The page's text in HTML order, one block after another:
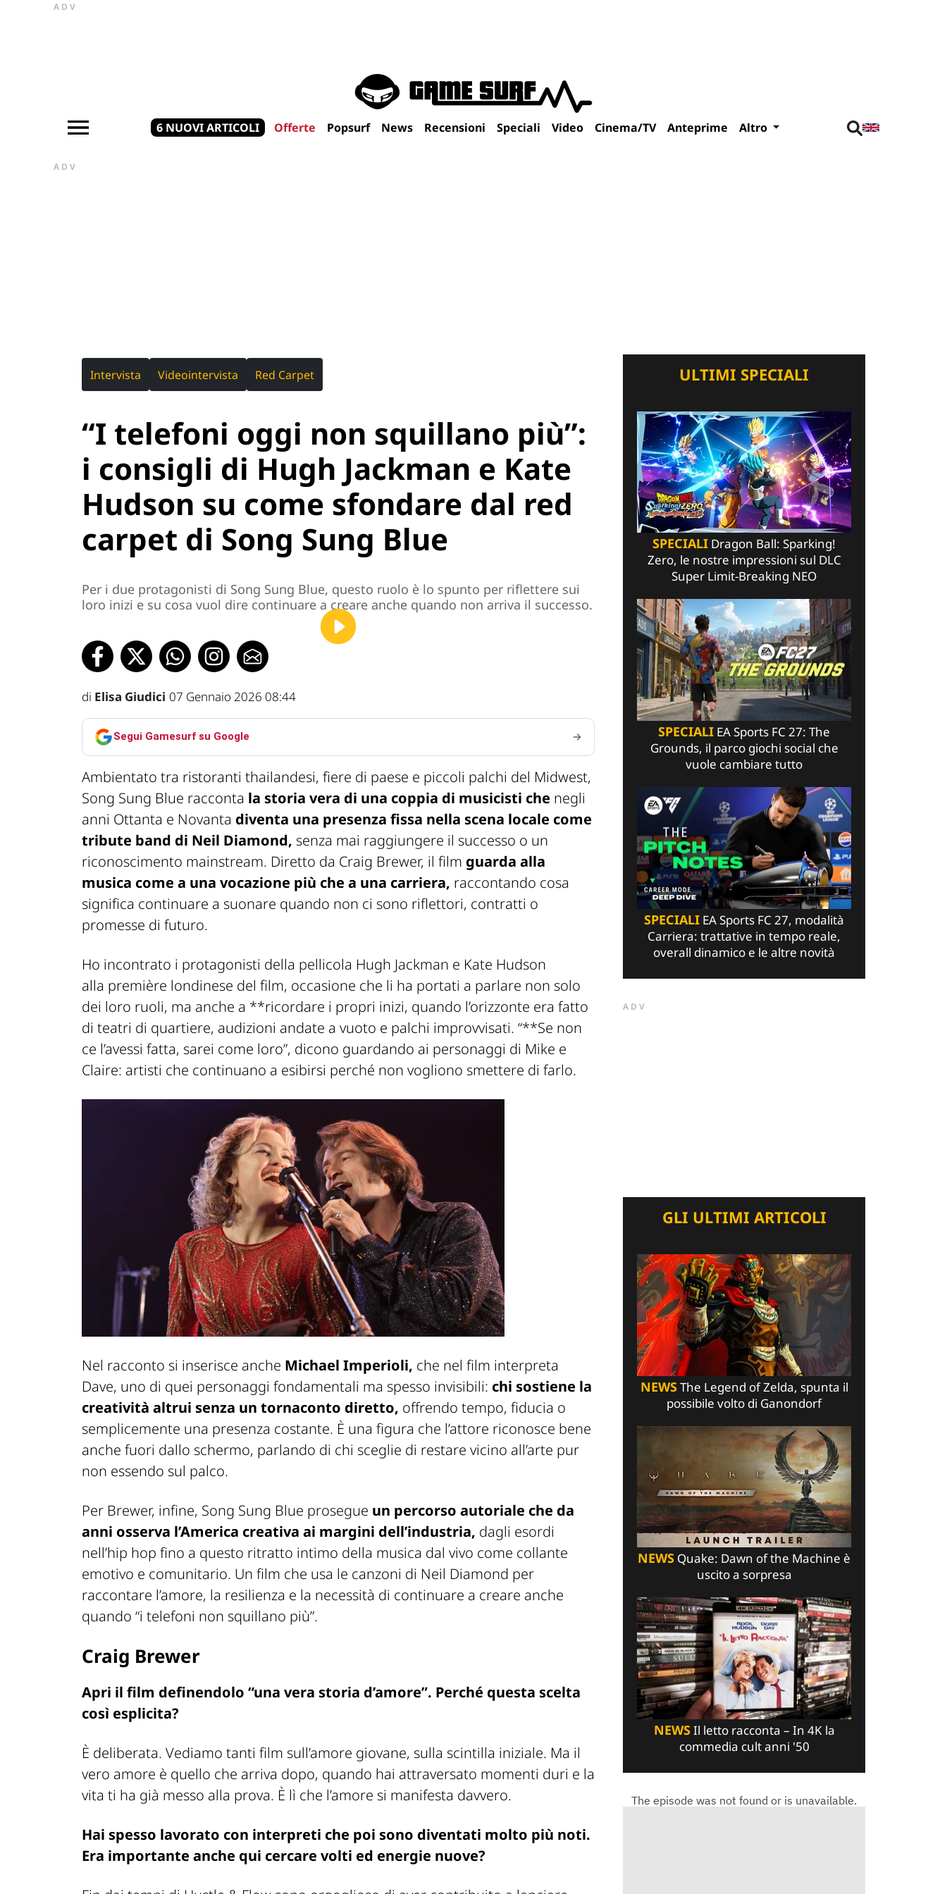
ADV
6 NUOVI ARTICOLI Offerte Popsurf News Recensioni Speciali Video Cinema/TV Anteprime Altro
ADV
Intervista Videointervista Red Carpet
“I telefoni oggi non squillano più”:
i consigli di Hugh Jackman e Kate
Hudson su come sfondare dal red
carpet di Song Sung Blue
Per i due protagonisti di Song Sung Blue, questo ruolo è lo spunto per riflettere sui
loro inizi e su cosa vuol dire continuare a creare anche quando non arriva il successo.
di Elisa Giudici 07 Gennaio 2026 08:44
Segui Gamesurf su Google
Ambientato tra ristoranti thailandesi, fiere di paese e piccoli palchi del Midwest,
Song Sung Blue racconta la storia vera di una coppia di musicisti che negli
anni Ottanta e Novanta diventa una presenza fissa nella scena locale come
tribute band di Neil Diamond, senza mai raggiungere il successo o un
riconoscimento mainstream. Diretto da Craig Brewer, il film guarda alla
musica come a una vocazione più che a una carriera, raccontando cosa
significa continuare a suonare quando non ci sono riflettori, contratti o
promesse di futuro.
Ho incontrato i protagonisti della pellicola Hugh Jackman e Kate Hudson
alla première londinese del film, occasione che li ha portati a parlare non solo
dei loro ruoli, ma anche a **ricordare i propri inizi, quando l’orizzonte era fatto
di teatri di quartiere, audizioni andate a vuoto e palchi improvvisati. “**Se non
ce l’avessi fatta, sarei come loro”, dicono guardando ai personaggi di Mike e
Claire: artisti che continuano a esibirsi perché non vogliono smettere di farlo.
Nel racconto si inserisce anche Michael Imperioli, che nel film interpreta
Dave, uno di quei personaggi fondamentali ma spesso invisibili: chi sostiene la
creatività altrui senza un tornaconto diretto, offrendo tempo, fiducia o
semplicemente una presenza costante. È una figura che l’attore riconosce bene
anche fuori dallo schermo, parlando di chi sceglie di restare vicino all’arte pur
non essendo sul palco.
Per Brewer, infine, Song Sung Blue prosegue un percorso autoriale che da
anni osserva l’America creativa ai margini dell’industria, dagli esordi
nell’hip hop fino a questo ritratto intimo della musica dal vivo come collante
emotivo e comunitario. Un film che usa le canzoni di Neil Diamond per
raccontare l’amore, la resilienza e la necessità di continuare a creare anche
quando “i telefoni non squillano più”.
Craig Brewer
Apri il film definendolo “una vera storia d’amore”. Perché questa scelta
così esplicita?
È deliberata. Vediamo tanti film sull’amore giovane, sulla scintilla iniziale. Ma il
vero amore è quello che arriva dopo, quando hai attraversato momenti duri e la
vita ti ha già messo alla prova. È lì che l’amore si manifesta davvero.
Hai spesso lavorato con interpreti che poi sono diventati molto più noti.
Era importante anche qui cercare volti ed energie nuove?
ULTIMI SPECIALI
SPECIALI Dragon Ball: Sparking!
Zero, le nostre impressioni sul DLC
Super Limit-Breaking NEO
SPECIALI EA Sports FC 27: The
Grounds, il parco giochi social che
vuole cambiare tutto
SPECIALI EA Sports FC 27, modalità
Carriera: trattative in tempo reale,
overall dinamico e le altre novità
ADV
GLI ULTIMI ARTICOLI
NEWSThe Legend of Zelda, spunta il
possibile volto di Ganondorf
NEWS Quake: Dawn of the Machine è
uscito a sorpresa
NEWSIl letto racconta – In 4K la
commedia cult anni '50